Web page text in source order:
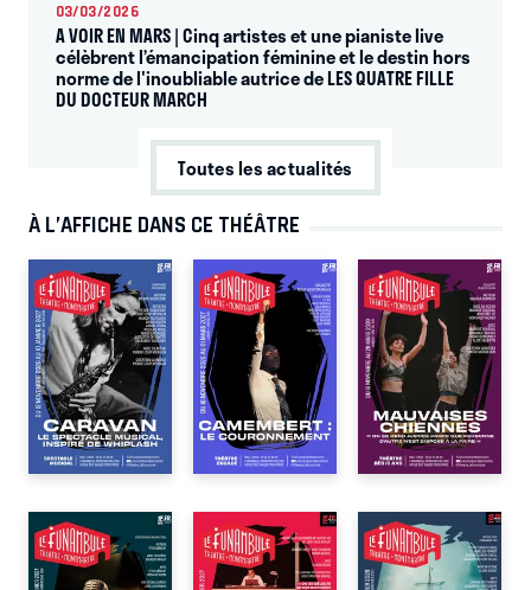
03/03/2026
A VOIR EN MARS | Cinq artistes et une pianiste live
célèbrent l’émancipation féminine et le destin hors
norme de l'inoubliable autrice de LES QUATRE FILLE
DU DOCTEUR MARCH
Toutes les actualités
À L’AFFICHE DANS CE THÉÂTRE